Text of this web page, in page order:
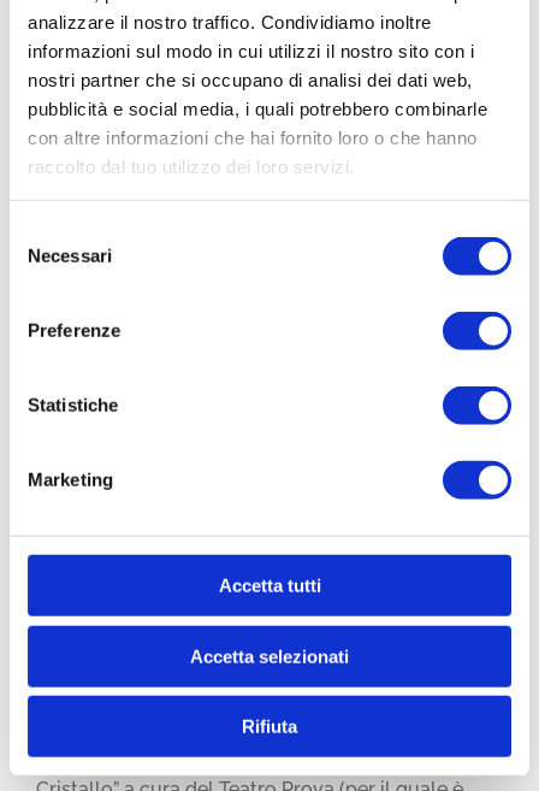
analizzare il nostro traffico. Condividiamo inoltre
informazioni sul modo in cui utilizzi il nostro sito con i
nostri partner che si occupano di analisi dei dati web,
pubblicità e social media, i quali potrebbero combinarle
con altre informazioni che hai fornito loro o che hanno
raccolto dal tuo utilizzo dei loro servizi.
delNecessari
Preferenze
Statistiche
Marketing
Accetta tutti
Accetta selezionati
Rifiuta
L’ortoterapia infatti può essere ti tipologie diverse:
tipologie di persone che possono trarre benefici da
questa terapia sono varie: anziani, malati di
Alzheimer o di Parkinson, persone con autismo, con
disabilità, ragazzi in situazione di disagio sociale,
pazienti psichiatrici, casi di burnout…
Ci piace immaginare la nostra
cooperativa sempre
delle
sabato 8 giugno alle 16.30
per l’inaugurazione ufficiale di questo nuovo
progetto con un piccolo buffet con prodotti bio del
A seguire ci saranno due momenti pensati per
grandi e piccoli: lo spettacolo teatrale “Gallo